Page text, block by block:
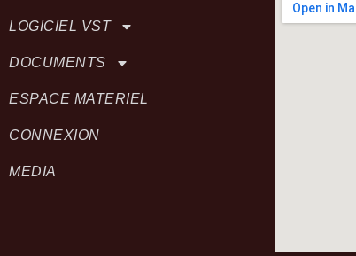
LOGICIEL VST
DOCUMENTS
ESPACE MATERIEL
CONNEXION
MEDIA